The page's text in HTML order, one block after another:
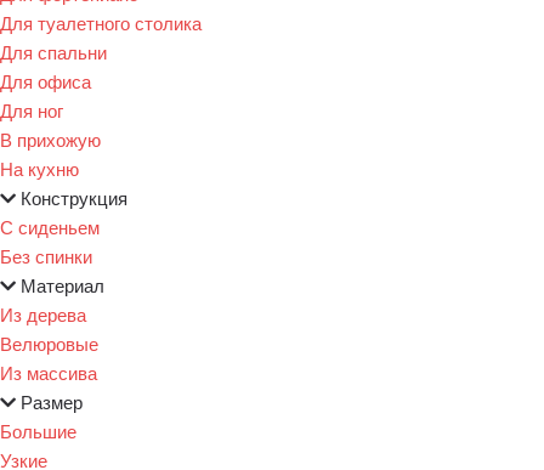
Для туалетного столика
Для спальни
Для офиса
Для ног
В прихожую
На кухню
Конструкция
С сиденьем
Без спинки
Материал
Из дерева
Велюровые
Из массива
Размер
Большие
Узкие